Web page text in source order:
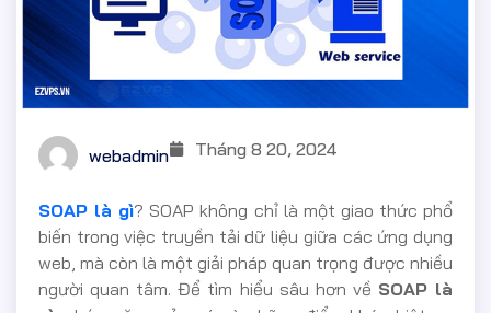
webadmin Tháng 8 20, 2024
SOAP là gì? SOAP không chỉ là một giao thức phổ
biến trong việc truyền tải dữ liệu giữa các ứng dụng
web, mà còn là một giải pháp quan trọng được nhiều
người quan tâm. Để tìm hiểu sâu hơn về SOAP là